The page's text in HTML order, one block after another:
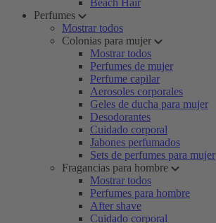
Beach Hair
Perfumes
Mostrar todos
Colonias para mujer
Mostrar todos
Perfumes de mujer
Perfume capilar
Aerosoles corporales
Geles de ducha para mujer
Desodorantes
Cuidado corporal
Jabones perfumados
Sets de perfumes para mujer
Fragancias para hombre
Mostrar todos
Perfumes para hombre
After shave
Cuidado corporal